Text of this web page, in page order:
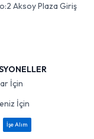
Aksoy Plaza Giriş
İçin
İçin
İşe Alım